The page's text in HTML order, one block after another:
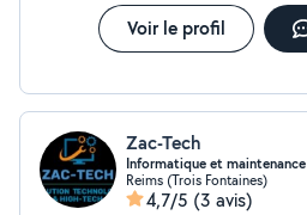
Voir le profil
Zac-Tech
Informatique et maintenance
Reims (Trois Fontaines)
4,7/5 (3 avis)